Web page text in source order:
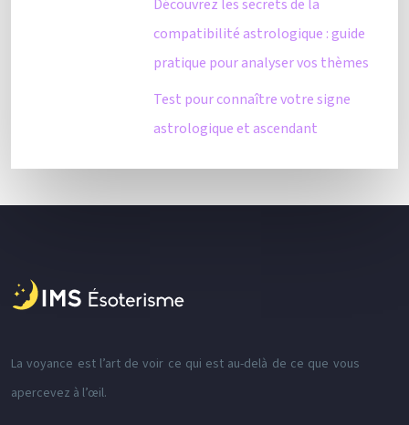
Découvrez les secrets de la
compatibilité astrologique : guide
pratique pour analyser vos thèmes
Test pour connaître votre signe
astrologique et ascendant
La voyance est l’art de voir ce qui est au-delà de ce que vous
apercevez à l’œil.